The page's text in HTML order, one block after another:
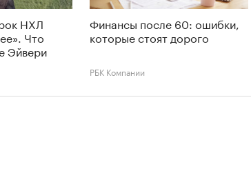
НХЛ
Что
Эйвери
Финансы после 60: ошибки,
которые стоят дорого
РБК Компании